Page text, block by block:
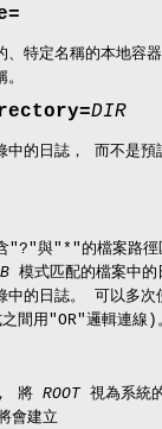
、特定名稱的本地容
DIR
中的日誌， 而不是預
"?"與"*"的檔案路徑
模式匹配的檔案中
中的日誌。 可以多次
間用"OR"邏輯連線)
將 ROOT視為系統
會建立